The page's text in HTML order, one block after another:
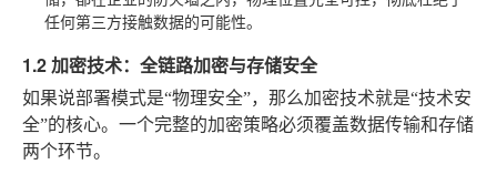
任何第三方接触数据的可能性。
1.2 加密技术：全链路加密与存储安全
如果说部署模式是“物理安全”，那么加密技术就是“技术安
全”的核心。一个完整的加密策略必须覆盖数据传输和存储
两个环节。